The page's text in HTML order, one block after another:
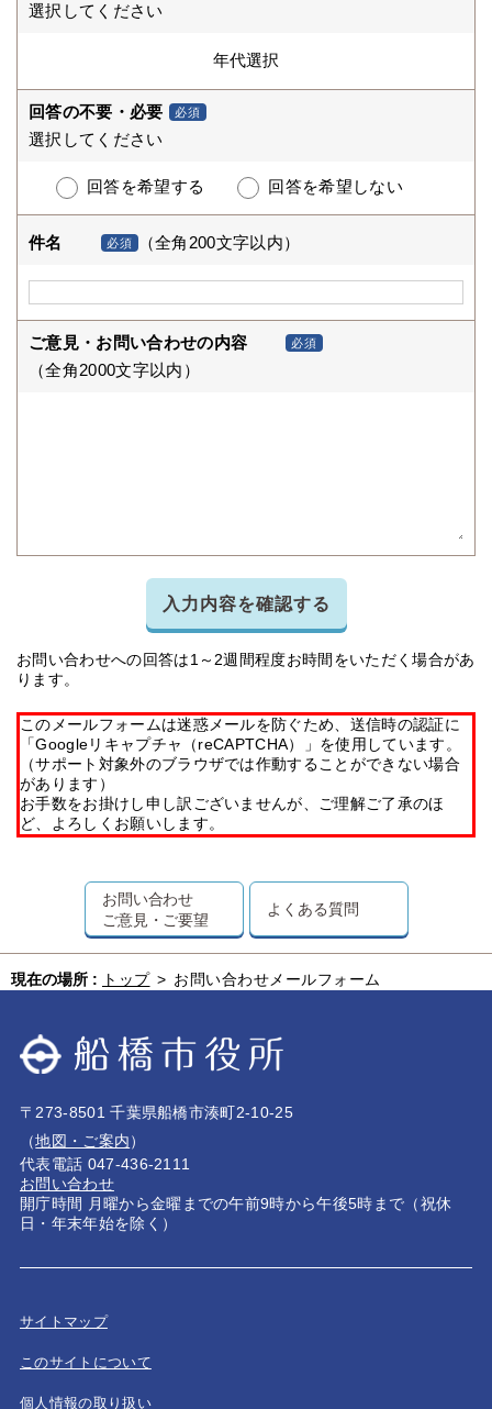
選択してください
回答の不要・必要 必須
選択してください
回答を希望する 回答を希望しない
件名 必須 （全角200文字以内）
ご意見・お問い合わせの内容 必須
（全角2000文字以内）
入力内容を確認する
お問い合わせへの回答は1～2週間程度お時間をいただく場合があ
ります。
このメールフォームは迷惑メールを防ぐため、送信時の認証に
「Googleリキャプチャ（reCAPTCHA）」を使用しています。
（サポート対象外のブラウザでは作動することができない場合
があります）
お手数をお掛けし申し訳ございませんが、ご理解ご了承のほ
ど、よろしくお願いします。
お問い合わせ
ご意見・ご要望
よくある質問
現在の場所 : トップ > お問い合わせメールフォーム
〒273-8501 千葉県船橋市湊町2-10-25
（地図・ご案内）
代表電話 047-436-2111
お問い合わせ
開庁時間 月曜から金曜までの午前9時から午後5時まで（祝休
日・年末年始を除く）
サイトマップ
このサイトについて
個人情報の取り扱い